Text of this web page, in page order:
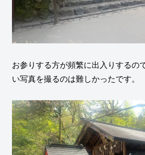
お参りする方が頻繁に出入りするの
い写真を撮るのは難しかったです。